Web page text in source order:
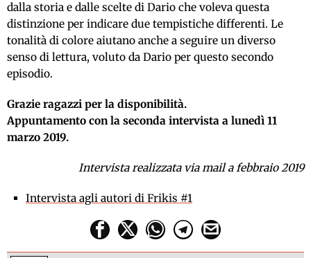
dalla storia e dalle scelte di Dario che voleva questa
distinzione per indicare due tempistiche differenti. Le
tonalità di colore aiutano anche a seguire un diverso
senso di lettura, voluto da Dario per questo secondo
episodio.
Grazie ragazzi per la disponibilità.
Appuntamento con la seconda intervista a lunedì 11
marzo 2019.
Intervista realizzata via mail a febbraio 2019
Intervista agli autori di Frikis #1